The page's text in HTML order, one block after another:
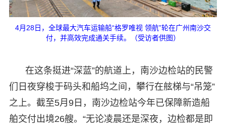
4月28日，全球最大汽车运输船“格罗唯视 领航”轮在广州南沙交
付，并高效完成通关手续。（受访者供图）
在这条挺进“深蓝”的航道上，南沙边检站的民警
们日夜穿梭于码头和船坞之间，攀行在舷梯与“吊笼”
之上。截至5月9日，南沙边检站今年已保障新造船
舶交付出境26艘。“无论凌晨还是深夜，边检都是即